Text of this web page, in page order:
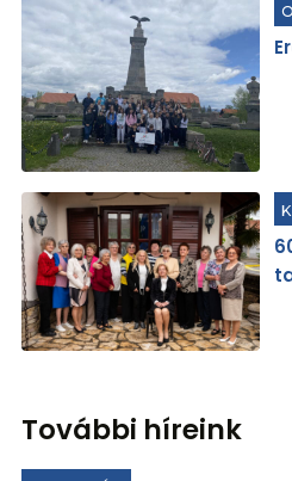
További híreink